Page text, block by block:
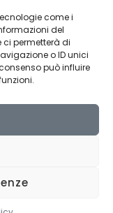
come i
del
permetterà di
o ID unici
può influire
Crescenzo - P.IVA